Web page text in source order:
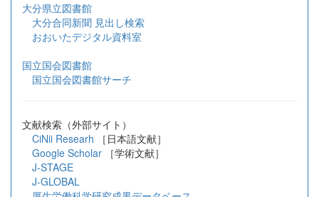
大分県立図書館
大分合同新聞 見出し検索
おおいたデジタル資料室
国立国会図書館
国立国会図書館サーチ
文献検索（外部サイト）
CiNii Researh ［日本語文献］
Google Scholar
［学術文献］
J-STAGE
J-GLOBAL